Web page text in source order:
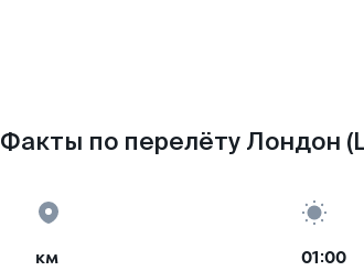
Факты по перелёту Лондон
км 01:00